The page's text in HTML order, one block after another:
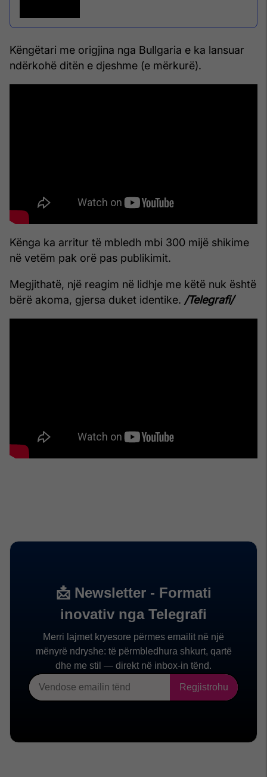
Këngëtari me origjina nga Bullgaria e ka lansuar
ndërkohë ditën e djeshme (e mërkurë).
Kënga ka arritur të mbledh mbi 300 mijë shikime
në vetëm pak orë pas publikimit.
Megjithatë, një reagim në lidhje me këtë nuk është
bërë akoma, gjersa duket identike. /Telegrafi/